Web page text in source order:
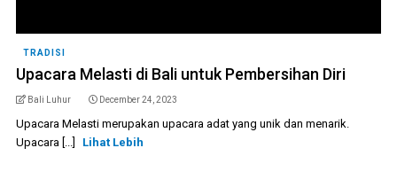
TRADISI
Upacara Melasti di Bali untuk Pembersihan Diri
Bali Luhur December 24, 2023
Upacara Melasti merupakan upacara adat yang unik dan menarik.
Upacara [...]
Lihat Lebih